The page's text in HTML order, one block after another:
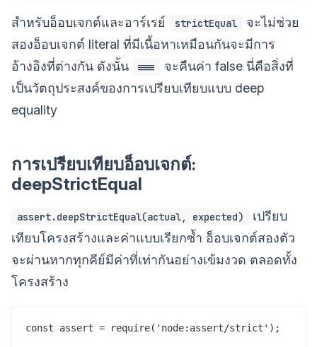
สำหรับอ็อบเจกต์และอาร์เรย์ strictEqual
จะไม่ช่วย
สองอ็อบเจกต์ literal ที่มีเนื้อหาเหมือนกันจะมีการ
อ้างอิงที่ต่างกัน ดังนั้น
===
จะคืนค่า false นี่คือสิ่งที่
เป็นวัตถุประสงค์ของการเปรียบเทียบแบบ deep
equality
การเปรียบเทียบอ็อบเจกต์:
deepStrictEqual
assert.deepStrictEqual(actual, expected)
เปรียบ
เทียบโครงสร้างและค่าแบบเรียกซ้ำ อ็อบเจกต์สองตัว
จะผ่านหากทุกคีย์มีค่าที่เท่ากันอย่างเข้มงวด ตลอดทั้ง
โครงสร้าง
const assert = require('node:assert/strict');